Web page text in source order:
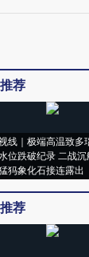
荐
线｜极端高温致多
位跌破纪录 二战沉
犸象化石接连露出
荐